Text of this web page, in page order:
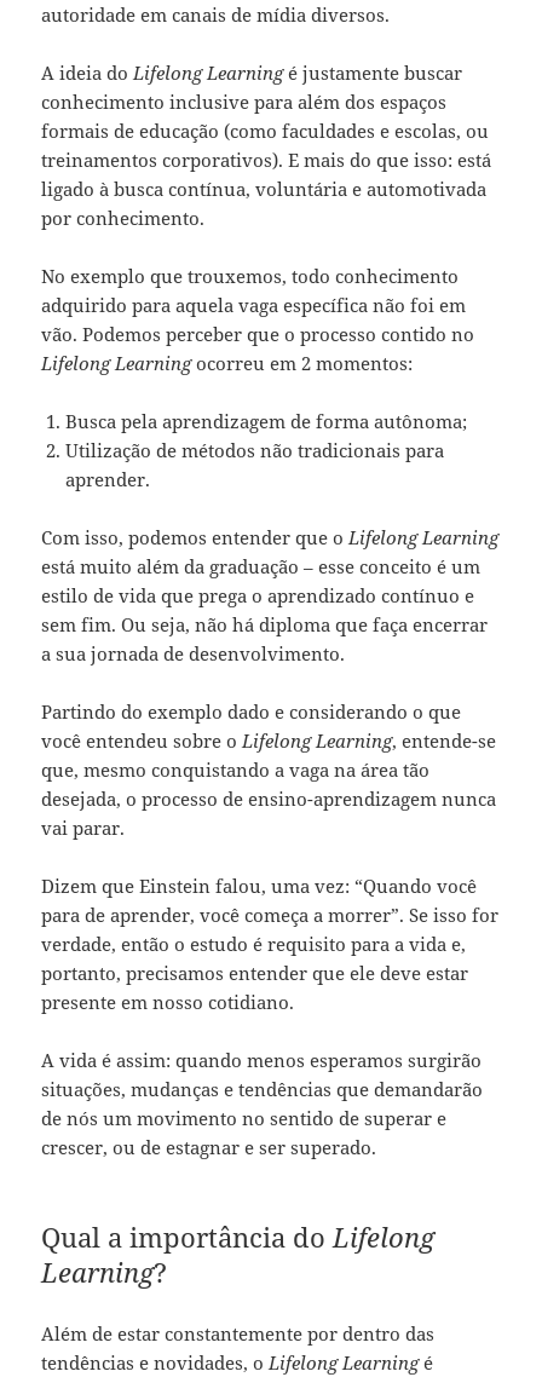
autoridade em canais de mídia diversos.
A ideia do Lifelong Learningé justamente buscar
conhecimento inclusive para além dos espaços
formais de educação (como faculdades e escolas, ou
treinamentos corporativos). E mais do que isso: está
ligado à busca contínua, voluntária e automotivada
por conhecimento.
No exemplo que trouxemos, todo conhecimento
adquirido para aquela vaga específica não foi em
vão. Podemos perceber que o processo contido no
Lifelong Learningocorreu em 2 momentos:
Busca pela aprendizagem de forma autônoma;
Utilização de métodos não tradicionais para
aprender.
Com isso, podemos entender que o Lifelong Learning
está muito além da graduação – esse conceito é um
estilo de vida que prega o aprendizado contínuo e
sem fim. Ou seja, não há diploma que faça encerrar
a sua jornada de desenvolvimento.
Partindo do exemplo dado e considerando o que
você entendeu sobre o Lifelong Learning, entende-se
que, mesmo conquistando a vaga na área tão
desejada, o processo de ensino-aprendizagem nunca
vai parar.
Dizem que Einstein falou, uma vez: “Quando você
para de aprender, você começa a morrer”. Se isso for
verdade, então o estudo é requisito para a vida e,
portanto, precisamos entender que ele deve estar
presente em nosso cotidiano.
A vida é assim: quando menos esperamos surgirão
situações, mudanças e tendências que demandarão
de nós um movimento no sentido de superar e
crescer, ou de estagnar e ser superado.
Qual a importância do Lifelong
Learning?
Além de estar constantemente por dentro das
tendências e novidades, o Lifelong Learningé